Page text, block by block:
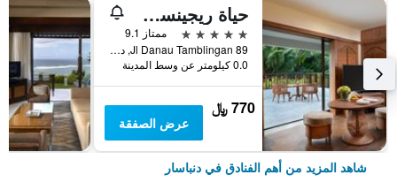
حياة ريجينسي بالي
5 نجوم
ممتاز 9.1
Jl Danau Tamblingan 89, دنباسار, إندونيسيا
0.0 كيلومتر عن وسط المدينة
770 ﷼
عرض الصفقة
شاهد المزيد من أهم الفنادق في دنباسار